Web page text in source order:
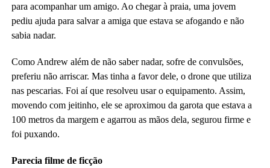
para acompanhar um amigo. Ao chegar à praia, uma jovem
pediu ajuda para salvar a amiga que estava se afogando e não
sabia nadar.
Como Andrew além de não saber nadar, sofre de convulsões,
preferiu não arriscar. Mas tinha a favor dele, o drone que utiliza
nas pescarias. Foi aí que resolveu usar o equipamento. Assim,
movendo com jeitinho, ele se aproximou da garota que estava a
100 metros da margem e agarrou as mãos dela, segurou firme e
foi puxando.
Parecia filme de ficção